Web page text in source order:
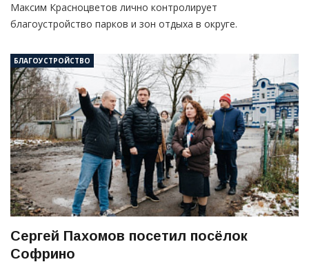
Максим Красноцветов лично контролирует
благоустройство парков и зон отдыха в округе.
БЛАГОУСТРОЙСТВО
Сергей Пахомов посетил посёлок
Софрино